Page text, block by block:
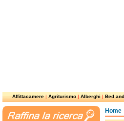
Affittacamere|Agriturismo|Alberghi|Bed
Home